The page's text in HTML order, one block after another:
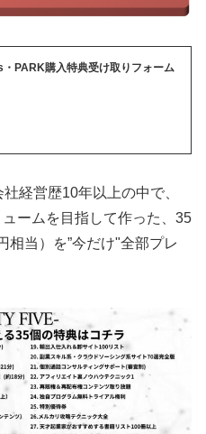
PARK購入特典受け取りフォーム
経営歴10年以上の中で、
ームを目指して作った、35
相当）を”今だけ"全部プレ